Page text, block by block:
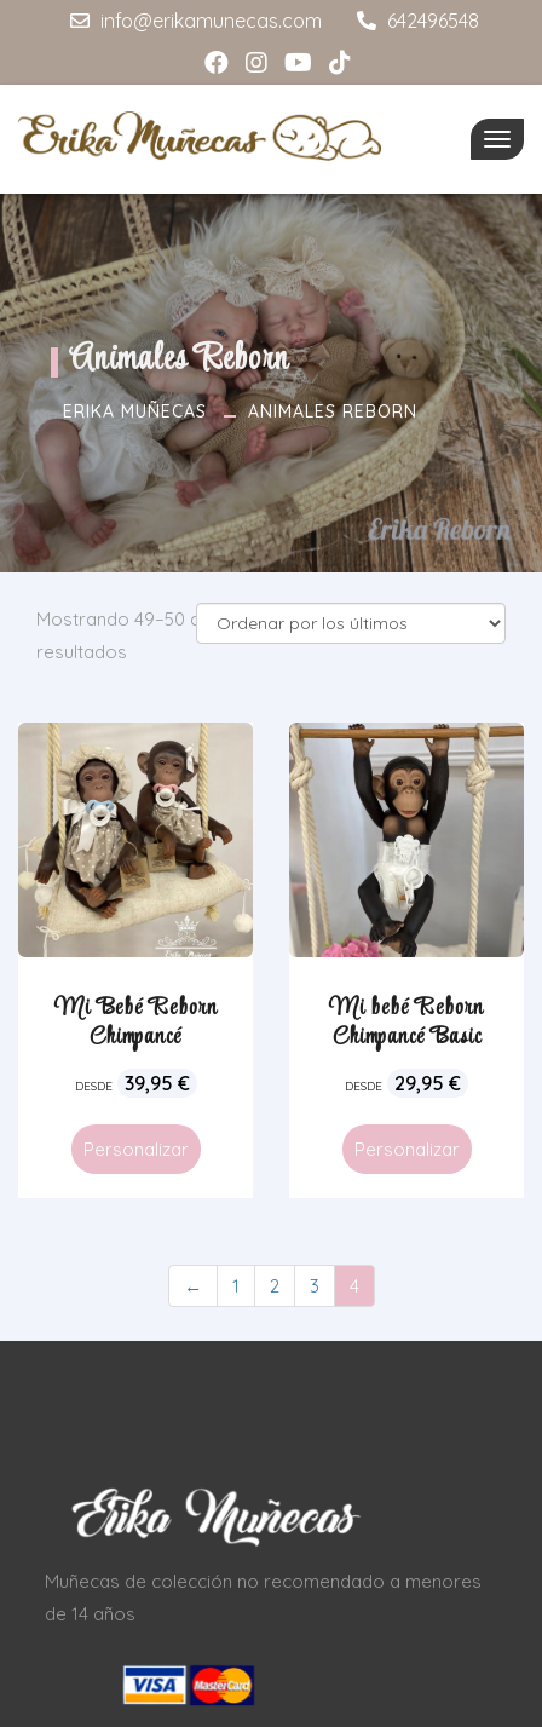
info@erikamunecas.com 642496548
Animales Reborn
ERIKA MUÑECAS ANIMALES REBORN
Mostrando 49–50 de 50
resultados
Mi Bebé Reborn
Chimpancé
DESDE 39,95 €
Personalizar
Mi bebé Reborn
Chimpancé Basic
DESDE 29,95 €
Personalizar
← 1 2 3 4
Muñecas de colección no recomendado a menores
de 14 años